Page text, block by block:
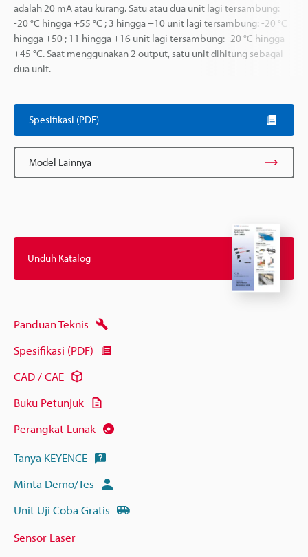
adalah 20 mA atau kurang. Satu atau dua unit lagi tersambung:
-20 °C hingga +55 °C ; 3 hingga +10 unit lagi tersambung: -20 °C
hingga +50 ; 11 hingga +16 unit lagi tersambung: -20 °C hingga
+45 °C. Saat menggunakan 2 output, satu unit dihitung sebagai
dua unit.
Spesifikasi (PDF)
Model Lainnya
Unduh Katalog
Panduan Teknis
Spesifikasi (PDF)
CAD / CAE
Buku Petunjuk
Perangkat Lunak
Tanya KEYENCE
Minta Demo/Tes
Unit Uji Coba Gratis
Sensor Laser